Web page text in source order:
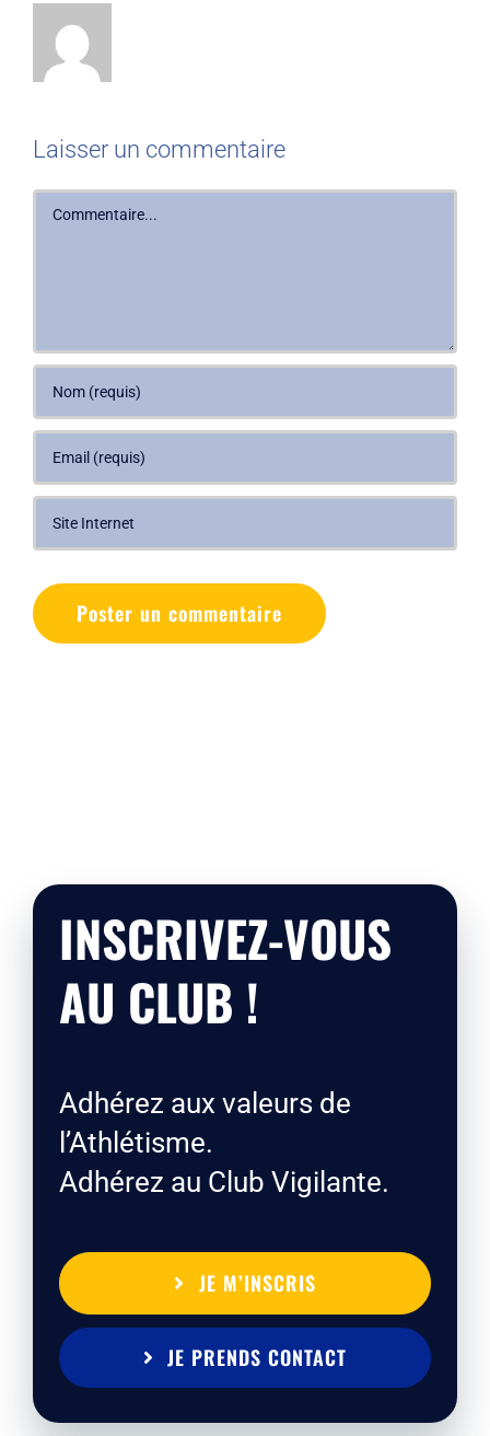
Laisser un commentaire
Commentaire
INSCRIVEZ-VOUS
AU CLUB !
Adhérez aux valeurs de
l’Athlétisme.
Adhérez au Club Vigilante.
JE M’INSCRIS
JE PRENDS CONTACT